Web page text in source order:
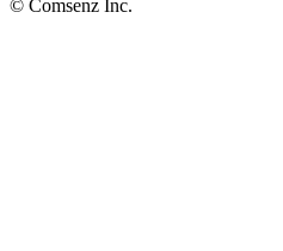
© Comsenz Inc.